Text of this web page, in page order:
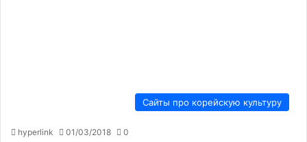
Сайты про корейскую культуру
hyperlink 01/03/2018 0